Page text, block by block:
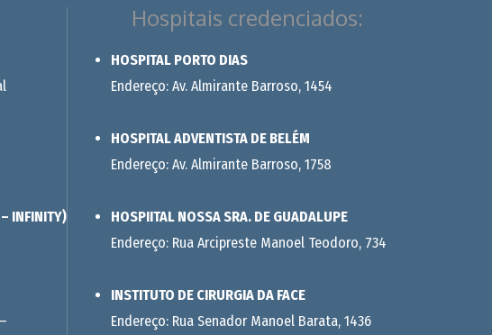
INFINITY)
Hospitais credenciados:
HOSPITAL PORTO DIAS
Endereço: Av. Almirante Barroso, 1454
HOSPITAL ADVENTISTA DE BELÉM
Endereço: Av. Almirante Barroso, 1758
HOSPIITAL NOSSA SRA. DE GUADALUPE
Endereço: Rua Arcipreste Manoel Teodoro, 734
INSTITUTO DE CIRURGIA DA FACE
Endereço: Rua Senador Manoel Barata, 1436